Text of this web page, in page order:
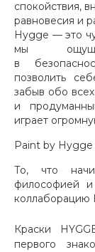
спокойствия,
равновесия и
Hygge —это
мы
в
позволить
забыв обо
и
играет
Paint by
То, что
философией
коллаборацию
Краски
первого